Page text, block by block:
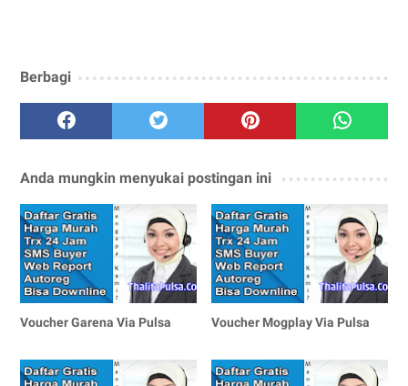
Berbagi
Anda mungkin menyukai postingan ini
Voucher Garena Via Pulsa Voucher Mogplay Via Pulsa